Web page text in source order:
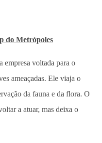
do Metrópoles
empresa voltada para o
ameaçadas. Ele viaja o
da fauna e da flora. O
a atuar, mas deixa o